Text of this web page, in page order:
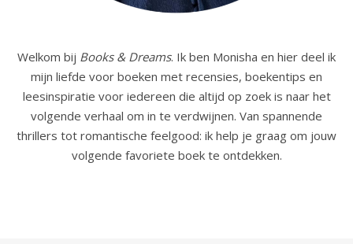
Welkom bij Books & Dreams. Ik ben Monisha en hier deel ik
mijn liefde voor boeken met recensies, boekentips en
leesinspiratie voor iedereen die altijd op zoek is naar het
volgende verhaal om in te verdwijnen. Van spannende
thrillers tot romantische feelgood: ik help je graag om jouw
volgende favoriete boek te ontdekken.